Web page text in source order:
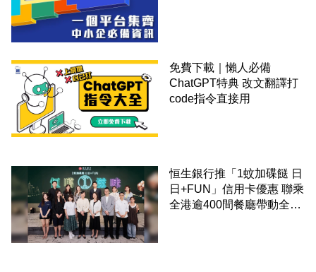
免費下載｜懶人必備
ChatGPT特典 改文翻譯打
code指令直接用
恒生銀行推「1蚊加碟餸 日
日+FUN」信用卡優惠 聯乘
全港逾400間餐廳帶動全城